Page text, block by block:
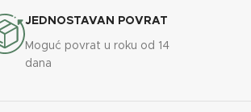
JEDNOSTAVAN POVRAT
Moguć povrat u roku od 14
dana